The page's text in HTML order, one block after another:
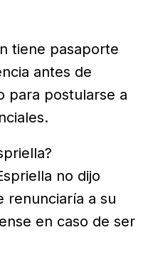
tiene pasaporte
antes de
para postularse a
no dijo
renunciaría a su
en caso de ser